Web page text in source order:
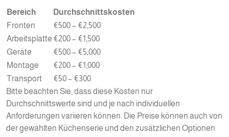
Bereich
Durchschnittskosten
Fronten
€500 – €2,500
Arbeitsplatte €200 – €1,500
Geräte
€500 – €5,000
Montage
€200 – €1,000
Transport
€50 – €300
Bitte beachten Sie, dass diese Kosten nur
Durchschnittswerte sind und je nach individuellen
Anforderungen variieren können. Die Preise können auch von
der gewählten Küchenserie und den zusätzlichen Optionen